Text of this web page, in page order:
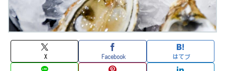
X Facebook はてブ